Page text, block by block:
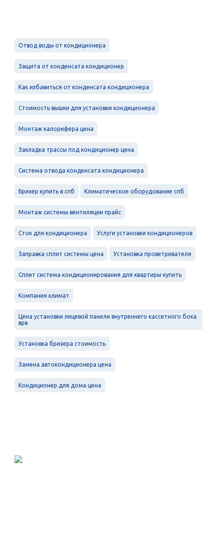
Отвод воды от кондиционера
Защита от конденсата кондиционер
Как избавиться от конденсата кондиционера
Стоимость вышки для установки кондиционера
Монтаж калорифера цена
Закладка трассы под кондиционер цена
Система отвода конденсата кондиционера
Бризер купить в спб Климатическое оборудование спб
Монтаж системы вентиляции прайс
Сток для кондиционера Услуги установки кондиционеров
Заправка сплит системы цена Установка проветривателя
Сплит система кондиционирования для квартиры купить
Компания климат
Цена установки лицевой панели внутреннего кассетного бока
врв
Установка бризера стоимость
Замена автокондиционера цена
Кондиционер для дома цена